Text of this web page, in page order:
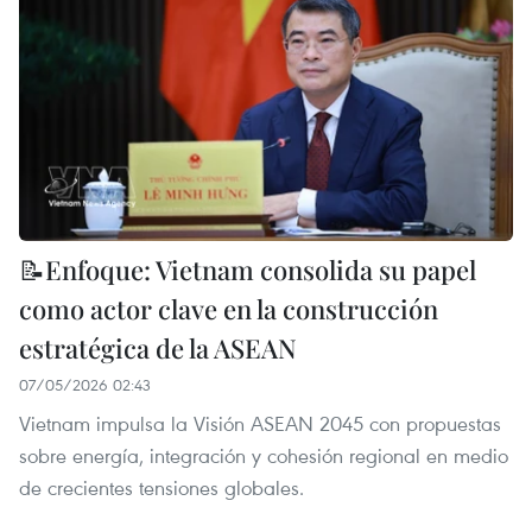
📝Enfoque: Vietnam consolida su papel
como actor clave en la construcción
estratégica de la ASEAN
07/05/2026 02:43
Vietnam impulsa la Visión ASEAN 2045 con propuestas
sobre energía, integración y cohesión regional en medio
de crecientes tensiones globales.